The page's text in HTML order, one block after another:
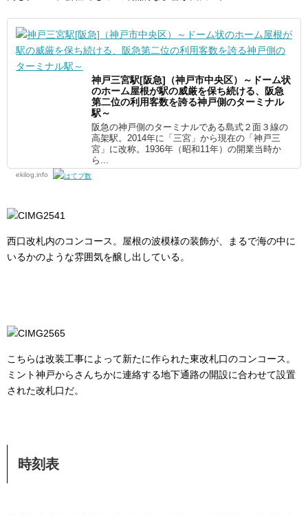
神戸三宮駅[阪急]（神戸市中央区）～ドーム状
のホーム屋根が駅の威厳を保ち続ける、阪急
第二位の利用客数を誇る神戸側のターミナル
駅～
阪急の神戸側のターミナルである島式２面３線の
高架駅。2014年に「三宮」から現在の「神戸三
宮」に改称。1936年（昭和11年）の開業当時か
ら...
ekilog.info
西口改札内のコンコース。屋根の波模様の装飾が、まるで海の中に
いるかのような雰囲気を醸し出している。
こちらは改装工事によって新たに作られた東改札口のコンコース。
ミント神戸からさんちかに連絡する地下通路の開設に合わせて設置
された改札口だ。
時刻表